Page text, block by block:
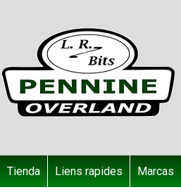
Tienda Liens rapides Marcas